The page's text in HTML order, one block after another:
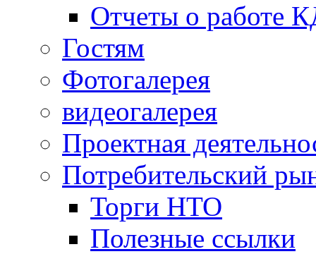
Отчеты о работе
Гостям
Фотогалерея
видеогалерея
Проектная
Потребительский
Торги НТО
Полезные ссылки